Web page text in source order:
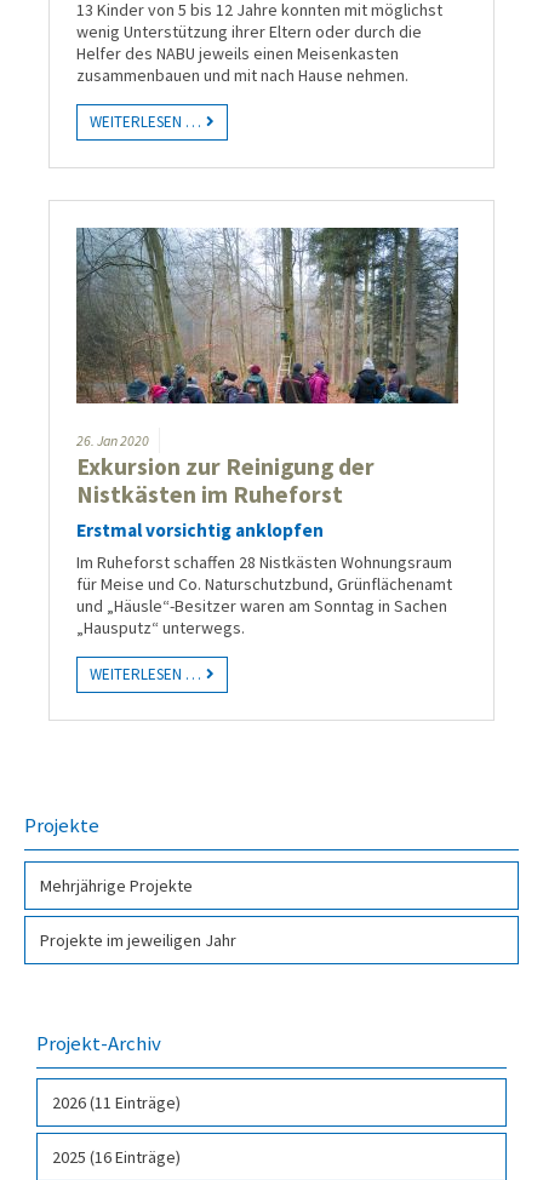
13 Kinder von 5 bis 12 Jahre konnten mit möglichst
wenig Unterstützung ihrer Eltern oder durch die
Helfer des NABU jeweils einen Meisenkasten
zusammenbauen und mit nach Hause nehmen.
WEITERLESEN …
26. Jan 2020
Exkursion zur Reinigung der
Nistkästen im Ruheforst
Erstmal vorsichtig anklopfen
Im Ruheforst schaffen 28 Nistkästen Wohnungsraum
für Meise und Co. Naturschutzbund, Grünflächenamt
und „Häusle“-Besitzer waren am Sonntag in Sachen
„Hausputz“ unterwegs.
WEITERLESEN …
Projekte
Mehr­jähri­ge Pro­jekte
Projekte im jeweiligen Jahr
Projekt-Archiv
2026 (11 Einträge)
2025 (16 Einträge)